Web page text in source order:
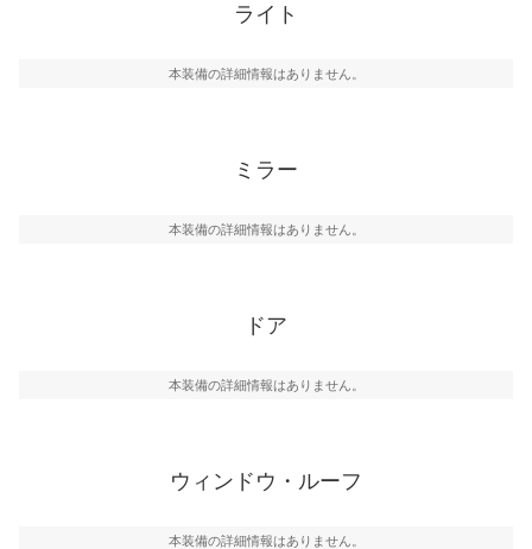
ライト
本装備の詳細情報はありません。
ミラー
本装備の詳細情報はありません。
ドア
本装備の詳細情報はありません。
ウィンドウ・ルーフ
本装備の詳細情報はありません。